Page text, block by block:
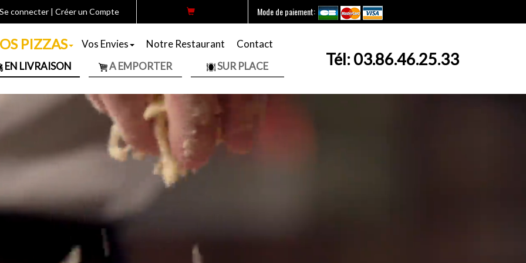
connecter| Créer un Compte Mode de paiement:
Tél: 03.86.46.25.33
PIZZAS Vos Envies Notre Restaurant
Contact
EN LIVRAISON
A EMPORTER SUR PLACE